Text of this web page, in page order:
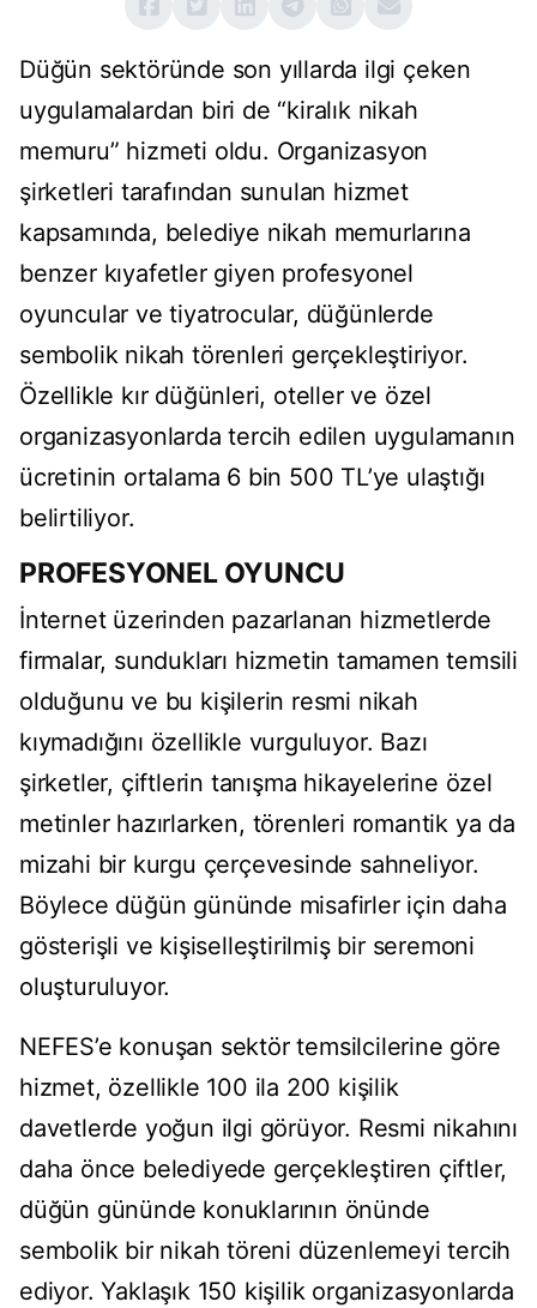
Düğün sektöründe son yıllarda ilgi çeken
uygulamalardan biri de “kiralık nikah
memuru” hizmeti oldu. Organizasyon
şirketleri tarafından sunulan hizmet
kapsamında, belediye nikah memurlarına
benzer kıyafetler giyen profesyonel
oyuncular ve tiyatrocular, düğünlerde
sembolik nikah törenleri gerçekleştiriyor.
Özellikle kır düğünleri, oteller ve özel
organizasyonlarda tercih edilen uygulamanın
ücretinin ortalama 6 bin 500 TL’ye ulaştığı
belirtiliyor.
PROFESYONEL OYUNCU
İnternet üzerinden pazarlanan hizmetlerde
firmalar, sundukları hizmetin tamamen temsili
olduğunu ve bu kişilerin resmi nikah
kıymadığını özellikle vurguluyor. Bazı
şirketler, çiftlerin tanışma hikayelerine özel
metinler hazırlarken, törenleri romantik ya da
mizahi bir kurgu çerçevesinde sahneliyor.
Böylece düğün gününde misafirler için daha
gösterişli ve kişiselleştirilmiş bir seremoni
oluşturuluyor.
NEFES’e konuşan sektör temsilcilerine göre
hizmet, özellikle 100 ila 200 kişilik
davetlerde yoğun ilgi görüyor. Resmi nikahını
daha önce belediyede gerçekleştiren çiftler,
düğün gününde konuklarının önünde
sembolik bir nikah töreni düzenlemeyi tercih
ediyor. Yaklaşık 150 kişilik organizasyonlarda